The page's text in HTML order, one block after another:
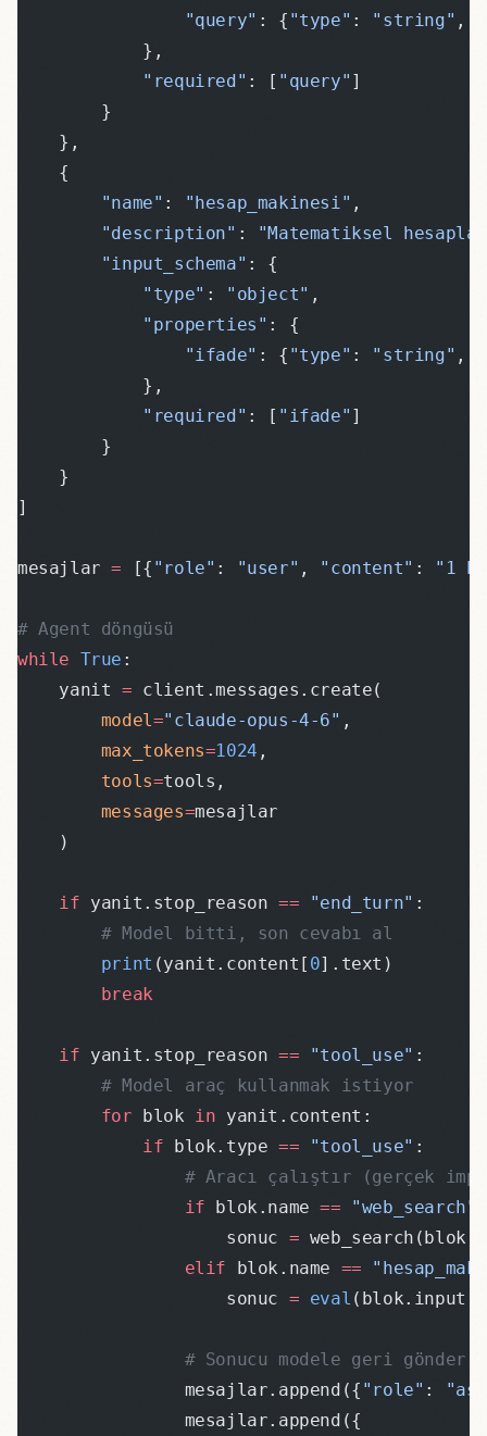
                "query"
: { "type" : "string" ,
            },
            "required"
: [ "query" ]
        }
    },
    {
        "name"
: "hesap_makinesi" ,
        "description"
:
"Matematiksel
        "input_schema"
: {
            "type"
: "object" ,
            "properties"
: {
                "ifade"
: { "type" : "string" ,
            },
            "required"
: [ "ifade" ]
        }
    }
]
mesajlar = [{ "role" : "user" , "content" : "1
# Agent döngüsü
while True :
    yanit
= client.messages.create(
        model
="claude-opus-4-6" ,
        max_tokens
=1024 ,
        tools
=tools,
        messages
=mesajlar
    )
    if
yanit.stop_reason == "end_turn" :
        # Model bitti, son cevabı al
        print
(yanit.content[ 0].text)
        break
    if
yanit.stop_reason == "tool_use" :
        # Model araç kullanmak istiyor
        for
blok in yanit.content:
            if
blok.type == "tool_use" :
# Aracı çalıştır (gerçek
                if
blok.name == "web_search"
                    sonuc
=
                elif
blok.name ==
                    sonuc
= eval (blok.input[
                # Sonucu modele geri gönder
                mesajlar.append({
"role" :
                mesajlar.append({